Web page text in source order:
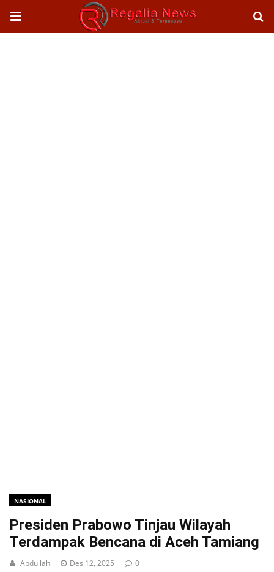
NASIONAL
Presiden Prabowo Tinjau Wilayah
Terdampak Bencana di Aceh Tamiang
Abdullah Des 12, 2025 0